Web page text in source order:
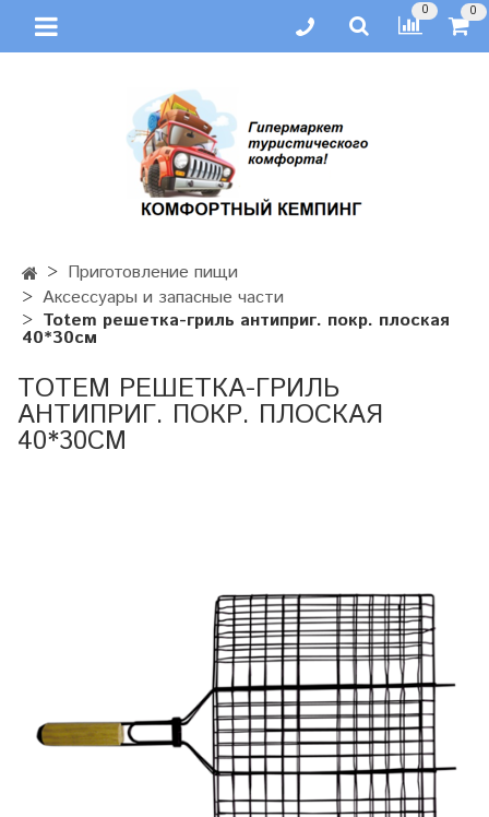
0 0
Приготовление пищи
Аксессуары и запасные части
Totem решетка-гриль антиприг. покр. плоская
40*30см
TOTEM РЕШЕТКА-ГРИЛЬ
АНТИПРИГ. ПОКР. ПЛОСКАЯ
40*30СМ